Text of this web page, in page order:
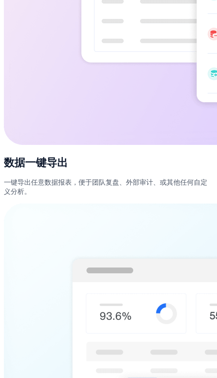
数据一键导出
一键导出任意数据报表，便于团队复盘、外部审计、或其他任何自定
义分析。